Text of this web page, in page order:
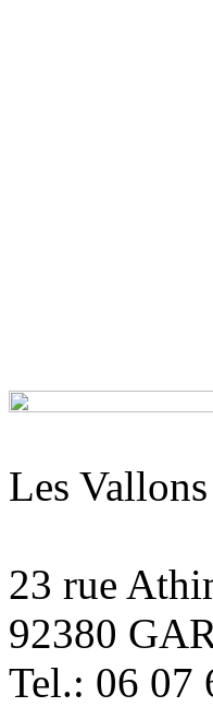
Les
23 rue
92380
Tel.: 06 07